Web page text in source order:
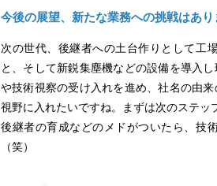
今後の展望、新たな業務への挑戦はあり
次の世代、後継者への土台作りとして工
と、そして新鋭集塵機などの設備を導入
や技術視察の受け入れを進め、社名の由
視野に入れたいですね。まずは次のステッ
後継者の育成などのメドがついたら、技
（笑）